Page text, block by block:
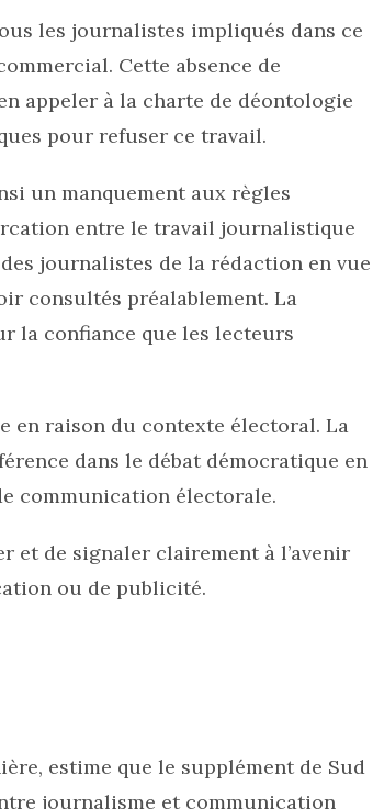
les journalistes impliqués dans ce
Cette absence de
appeler à la charte de déontologie
pour refuser ce travail.
un manquement aux règles
entre le travail journalistique
journalistes de la rédaction en vue
consultés préalablement. La
la confiance que les lecteurs
en raison du contexte électoral. La
dans le débat démocratique en
communication électorale.
et de signaler clairement à l’avenir
ou de publicité.
estime que le supplément de Sud
journalisme et communication